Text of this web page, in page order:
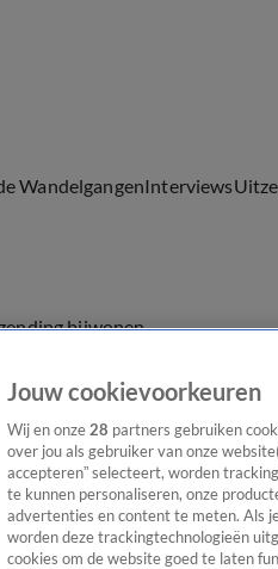
WandelgangenInterviews
bijwonen
Jouw cookievoorkeuren
Wij en onze 28 partners gebruiken
over jou als gebruiker van onze
accepteren” selecteert, worden
te kunnen personaliseren, onze
advertenties en content te meten. Als
worden deze trackingtechnologieën
cookies om de website goed te laten